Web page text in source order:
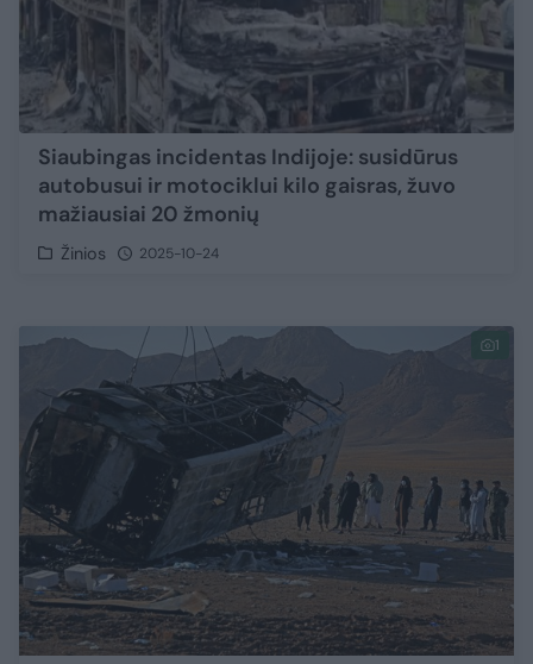
Siaubingas incidentas Indijoje: susidūrus
autobusui ir motociklui kilo gaisras, žuvo
mažiausiai 20 žmonių
Žinios 2025-10-24
1